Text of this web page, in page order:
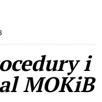
i
MOKiB